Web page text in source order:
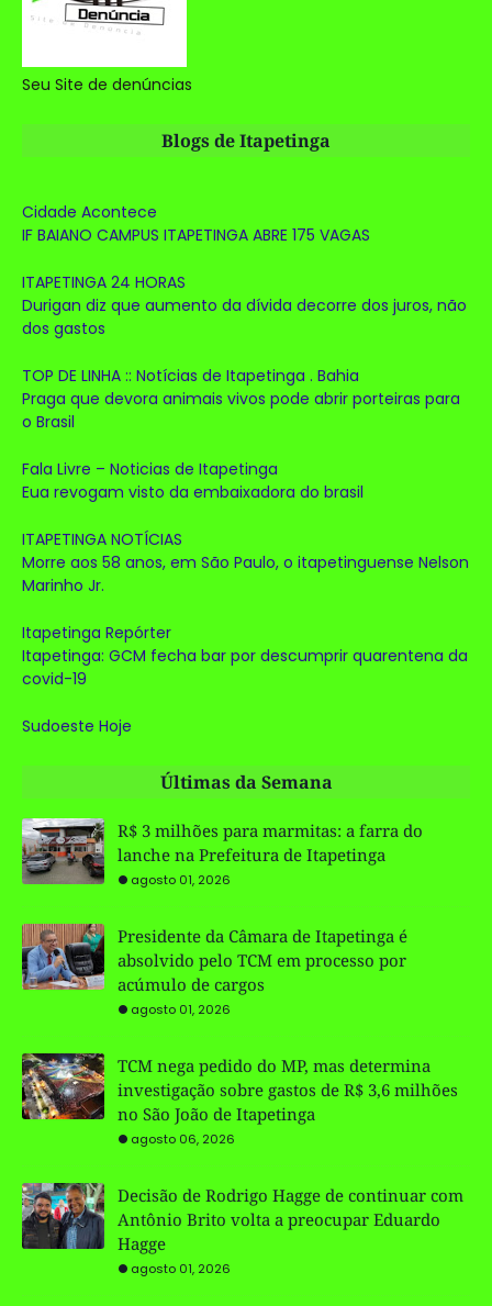
Seu Site de denúncias
Blogs de Itapetinga
Cidade Acontece
IF BAIANO CAMPUS ITAPETINGA ABRE 175 VAGAS
ITAPETINGA 24 HORAS
Durigan diz que aumento da dívida decorre dos juros, não
dos gastos
TOP DE LINHA :: Notícias de Itapetinga . Bahia
Praga que devora animais vivos pode abrir porteiras para
o Brasil
Fala Livre – Noticias de Itapetinga
Eua revogam visto da embaixadora do brasil
ITAPETINGA NOTÍCIAS
Morre aos 58 anos, em São Paulo, o itapetinguense Nelson
Marinho Jr.
Itapetinga Repórter
Itapetinga: GCM fecha bar por descumprir quarentena da
covid-19
Sudoeste Hoje
Últimas da Semana
R$ 3 milhões para marmitas: a farra do
lanche na Prefeitura de Itapetinga
agosto 01, 2026
Presidente da Câmara de Itapetinga é
absolvido pelo TCM em processo por
acúmulo de cargos
agosto 01, 2026
TCM nega pedido do MP, mas determina
investigação sobre gastos de R$ 3,6 milhões
no São João de Itapetinga
agosto 06, 2026
Decisão de Rodrigo Hagge de continuar com
Antônio Brito volta a preocupar Eduardo
Hagge
agosto 01, 2026